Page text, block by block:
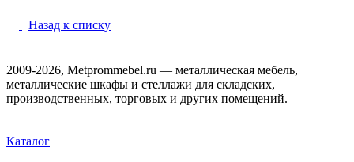
Назад к списку
2009-2026, Metprommebel.ru — металлическая мебель,
металлические шкафы и стеллажи для складских,
производственных, торговых и других помещений.
Каталог